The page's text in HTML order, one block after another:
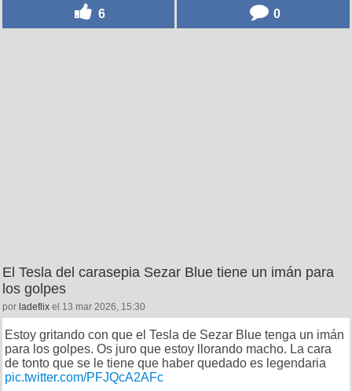
6 0
El Tesla del carasepia Sezar Blue tiene un imán para
los golpes
por ladeflix el 13 mar 2026, 15:30
Estoy gritando con que el Tesla de Sezar Blue tenga un imán
para los golpes. Os juro que estoy llorando macho. La cara
de tonto que se le tiene que haber quedado es legendaria
pic.twitter.com/PFJQcA2AFc